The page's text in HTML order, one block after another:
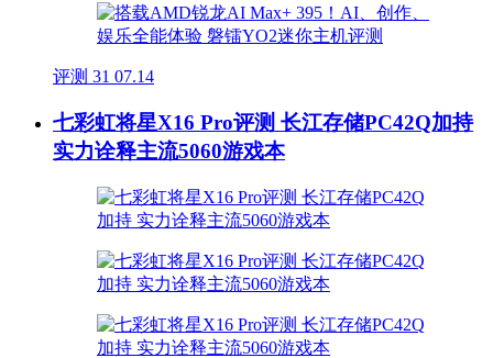
评测 31 07.14
七彩虹将星X16 Pro评测 长江存储PC42Q加持
实力诠释主流5060游戏本